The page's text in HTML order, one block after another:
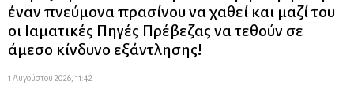
έναν πνεύμονα πρασίνου να χαθεί και μαζί του
οι Ιαματικές Πηγές Πρέβεζας να τεθούν σε
άμεσο κίνδυνο εξάντλησης!
1 Αυγούστου 2026, 11:42